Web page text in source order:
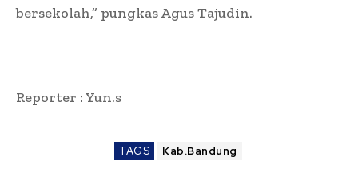
bersekolah,” pungkas Agus Tajudin.
Reporter : Yun.s
TAGS Kab.Bandung